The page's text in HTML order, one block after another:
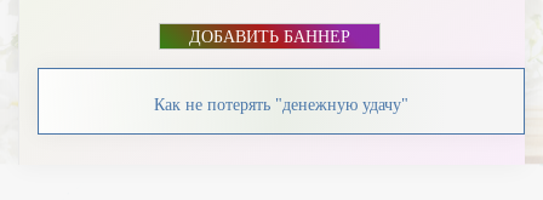
ДОБАВИТЬ БАННЕР
Как не потерять "денежную удачу"